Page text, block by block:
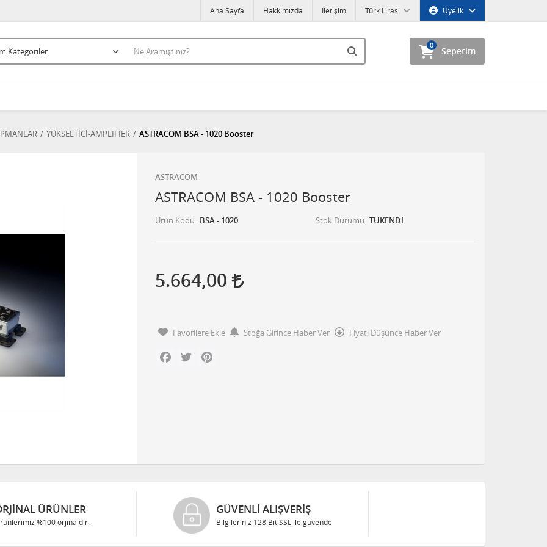
Üyelik
Türk Lirası
Ana Sayfa Hakkımızda İletişim
Sepetim
0
YÜKSELTİCİ-AMPLIFIER ASTRACOM BSA - 1020 Booster
ASTRACOM
ASTRACOM BSA - 1020 Booster
Ürün Kodu BSA - 1020 Stok Durumu TÜKENDİ
5.664,00
Favorilere Ekle Stoğa Girince Haber Ver
Fiyatı Düşünce Haber Ver
Facebook
Twitter
ÜRÜNLER
%100 orjinaldir.
GÜVENLI ALIŞVERIŞ
Bilgileriniz 128 Bit SSL ile güvende